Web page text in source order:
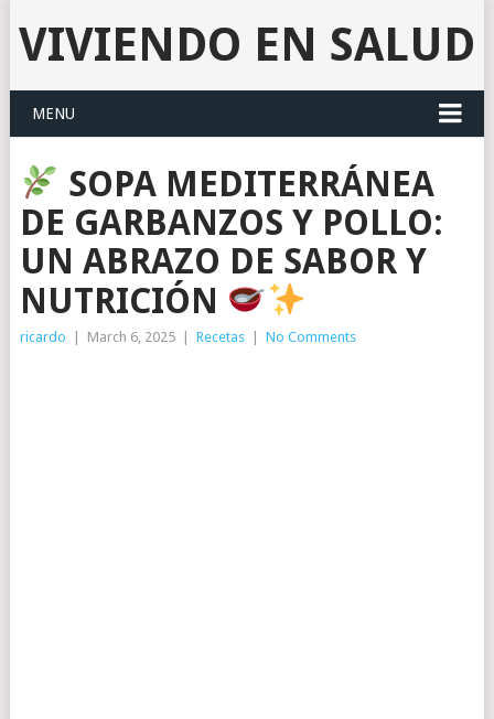
VIVIENDO EN SALUD
MENU
SOPA MEDITERRÁNEA
DE GARBANZOS Y POLLO:
UN ABRAZO DE SABOR Y
NUTRICIÓN
ricardo | March 6, 2025 | Recetas | No Comments